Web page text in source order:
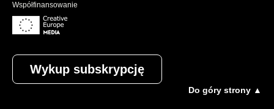
Współfinansowanie
Wykup subskrypcję
Do góry strony ▲